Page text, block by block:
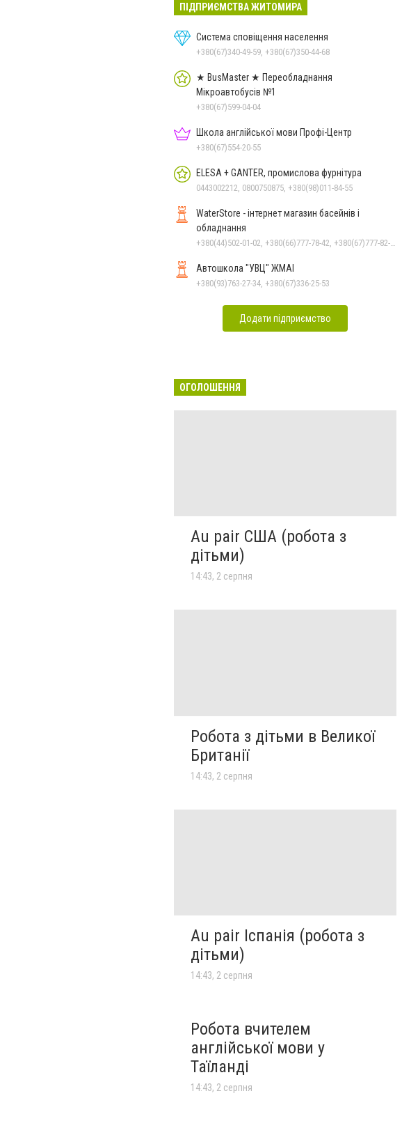
ПІДПРИЄМСТВА ЖИТОМИРА
Система сповіщення населення
+380(67)340-49-59, +380(67)350-44-68
★ BusMaster ★ Переобладнання
Мікроавтобусів №1
+380(67)599-04-04
Школа англійської мови Профі-Центр
+380(67)554-20-55
ELESA + GANTER, промислова фурнітура
0443002212, 0800750875, +380(98)011-84-55
WaterStore - інтернет магазин басейнів і
обладнання
+380(44)502-01-02, +380(66)777-78-42, +380(67)777-82-19, +380(67)890-80-80, +380(73)890-80-80, +380(44)502-01-03
Автошкола "УВЦ" ЖМАІ
+380(93)763-27-34, +380(67)336-25-53
Додати підприємство
ОГОЛОШЕННЯ
Au pair США (робота з
дітьми)
14:43, 2 серпня
Робота з дітьми в Великої
Британії
14:43, 2 серпня
Au pair Іспанія (робота з
дітьми)
14:43, 2 серпня
Робота вчителем
англійської мови у
Таїланді
14:43, 2 серпня